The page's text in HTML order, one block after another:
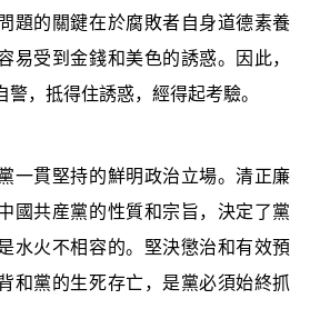
題的關鍵在於腐敗者自身道德素養
易受到金錢和美色的誘惑。因此，
，抵得住誘惑，經得起考驗。
貫堅持的鮮明政治立場。清正廉
國共産黨的性質和宗旨，決定了黨
水火不相容的。堅決懲治和有效預
和黨的生死存亡，是黨必須始終抓